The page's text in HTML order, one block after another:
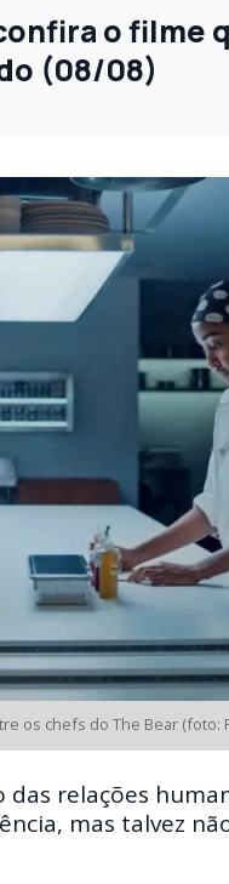
o filme
(08/08)
os chefs do The Bear (foto:
relações
mas talvez